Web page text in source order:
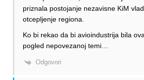
priznala postojanje nezavisne KiM
otcepljenje regiona.
Ko bi rekao da bi avioindustrija bila
pogled nepovezanoj temi…
Odgovori